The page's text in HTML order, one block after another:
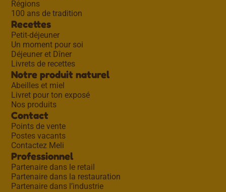
Régions
100 ans de tradition
Recettes
Petit-déjeuner
Un moment pour soi
Déjeuner et Dîner
Livrets de recettes
Notre produit naturel
Abeilles et miel
Livret pour ton exposé
Nos produits
Contact
Points de vente
Postes vacants
Contactez Meli
Professionnel
Partenaire dans le retail
Partenaire dans la restauration
Partenaire dans l’industrie